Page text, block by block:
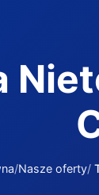
Nasze oferty